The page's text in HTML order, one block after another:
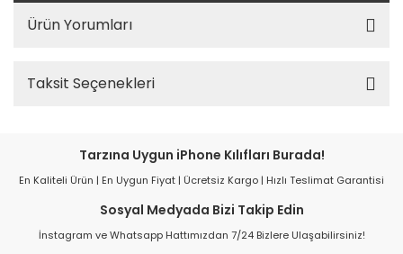
Ürün Yorumları
Taksit Seçenekleri
Tarzına Uygun iPhone Kılıfları Burada!
En Kaliteli Ürün | En Uygun Fiyat | Ücretsiz Kargo | Hızlı Teslimat Garantisi
Sosyal Medyada Bizi Takip Edin
İnstagram ve Whatsapp Hattımızdan 7/24 Bizlere Ulaşabilirsiniz!